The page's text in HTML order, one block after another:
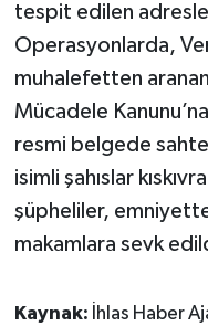
tespit edilen
Operasyonlarda,
muhalefetten aranan
Mücadele
resmi belgede
isimli şahıslar
şüpheliler,
makamlara sevk
Kaynak: İhlas Haber